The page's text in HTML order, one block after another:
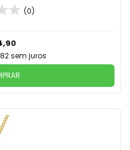
(0)
sem juros